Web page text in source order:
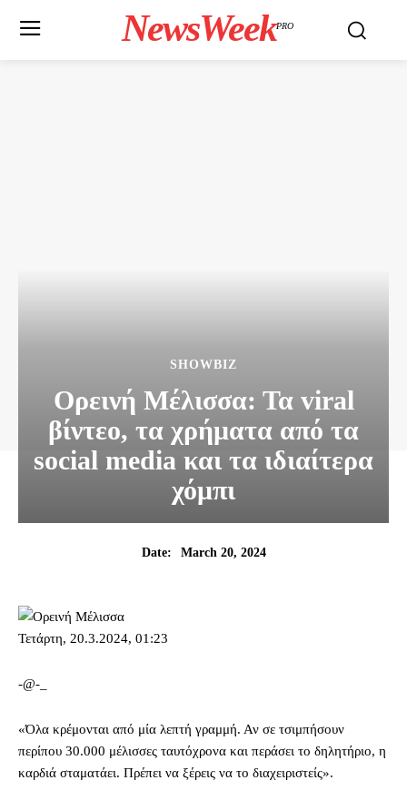
NewsWeekPRO
SHOWBIZ
Ορεινή Μέλισσα: Τα viral
βίντεο, τα χρήματα από τα
social media και τα ιδιαίτερα
χόμπι
Date: March 20, 2024
Τετάρτη, 20.3.2024, 01:23
-@-_
«Όλα κρέμονται από μία λεπτή γραμμή. Αν σε τσιμπήσουν
περίπου 30.000 μέλισσες ταυτόχρονα και περάσει το δηλητήριο, η
καρδιά σταματάει. Πρέπει να ξέρεις να το διαχειριστείς».